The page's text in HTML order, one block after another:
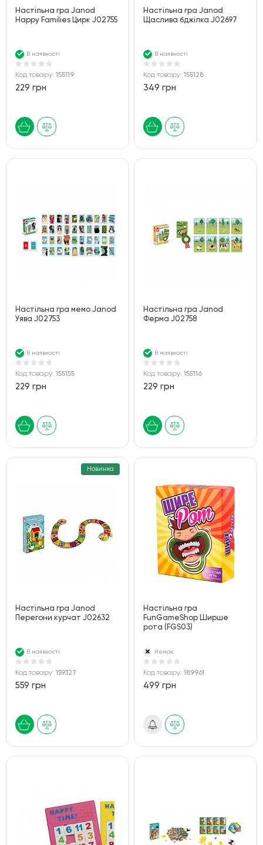
Настільна гра Janod
Happy Families Цирк J02755
В наявності
Код товару: 155119
229 грн
Настільна гра Janod
Щаслива бджілка J02697
В наявності
Код товару:155128
349 грн
Настільна гра мемо Janod
Уява J02753
В наявності
Код товару: 155155
229 грн
Настільна гра Janod
Ферма J02758
В наявності
Код товару:155116
229 грн
Новинка
Настільна гра Janod
Перегони курчат J02632
В наявності
Код товару: 159327
559 грн
Настільна гра
FunGameShop Ширше
рота (FGS03)
Немає
Код товару:189961
499 грн